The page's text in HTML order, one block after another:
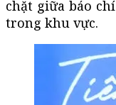
chặt giữa báo
trong khu vực.